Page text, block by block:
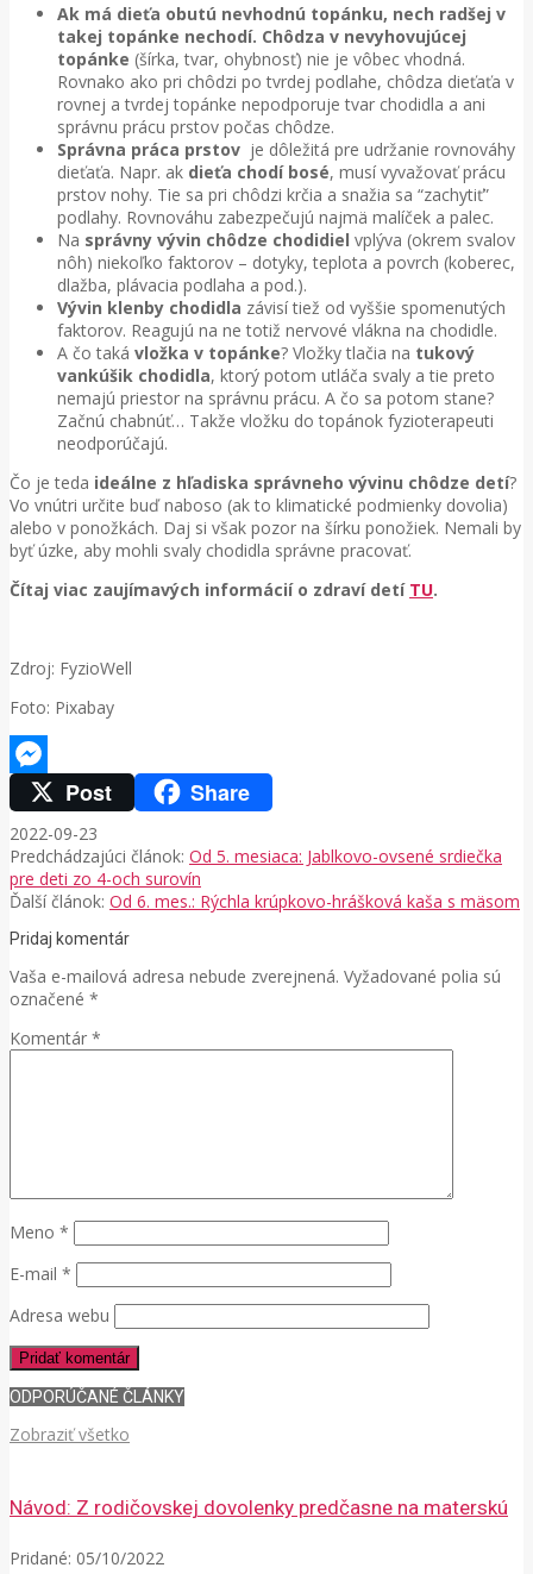
Ak má dieťa obutú nevhodnú topánku, nech radšej v
takej topánke nechodí. Chôdza v nevyhovujúcej
topánke (šírka, tvar, ohybnosť) nie je vôbec vhodná.
Rovnako ako pri chôdzi po tvrdej podlahe, chôdza dieťaťa v
rovnej a tvrdej topánke nepodporuje tvar chodidla a ani
správnu prácu prstov počas chôdze.
Správna práca prstov je dôležitá pre udržanie rovnováhy
dieťaťa. Napr. ak dieťa chodí bosé, musí vyvažovať prácu
prstov nohy. Tie sa pri chôdzi krčia a snažia sa “zachytiť”
podlahy. Rovnováhu zabezpečujú najmä malíček a palec.
Na správny vývin chôdze chodidiel vplýva (okrem svalov
nôh) niekoľko faktorov – dotyky, teplota a povrch (koberec,
dlažba, plávacia podlaha a pod.).
Vývin klenby chodidla závisí tiež od vyššie spomenutých
faktorov. Reagujú na ne totiž nervové vlákna na chodidle.
A čo taká vložka v topánke? Vložky tlačia na tukový
vankúšik chodidla, ktorý potom utláča svaly a tie preto
nemajú priestor na správnu prácu. A čo sa potom stane?
Začnú chabnúť… Takže vložku do topánok fyzioterapeuti
neodporúčajú.
Čo je teda ideálne z hľadiska správneho vývinu chôdze detí?
Vo vnútri určite buď naboso (ak to klimatické podmienky dovolia)
alebo v ponožkách. Daj si však pozor na šírku ponožiek. Nemali by
byť úzke, aby mohli svaly chodidla správne pracovať.
Čítaj viac zaujímavých informácií o zdraví detí TU.
Zdroj: FyzioWell
Foto: Pixabay
Messenger
Post Share
2022-09-23
Predchádzajúci článok: Od 5. mesiaca: Jablkovo-ovsené srdiečka
pre deti zo 4-och surovín
Ďalší článok: Od 6. mes.: Rýchla krúpkovo-hrášková kaša s mäsom
Pridaj komentár
Vaša e-mailová adresa nebude zverejnená. Vyžadované polia sú
označené *
Komentár *
Meno *
E-mail *
Adresa webu
ODPORÚČANÉ ČLÁNKY
Zobraziť všetko
Návod: Z rodičovskej dovolenky predčasne na materskú
Pridané: 05/10/2022